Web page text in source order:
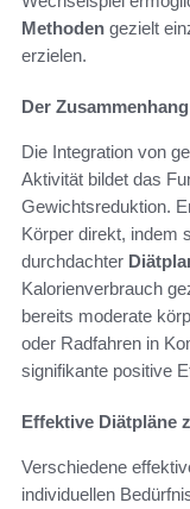
Methoden gezielt
erzielen.
Der
Die Integration von
Aktivität bildet das
Gewichtsreduktion.
Körper direkt, indem
durchdachter
Kalorienverbrauch
bereits moderate
oder Radfahren in
signifikante positive
Effektive Diätpläne
Verschiedene
individuellen